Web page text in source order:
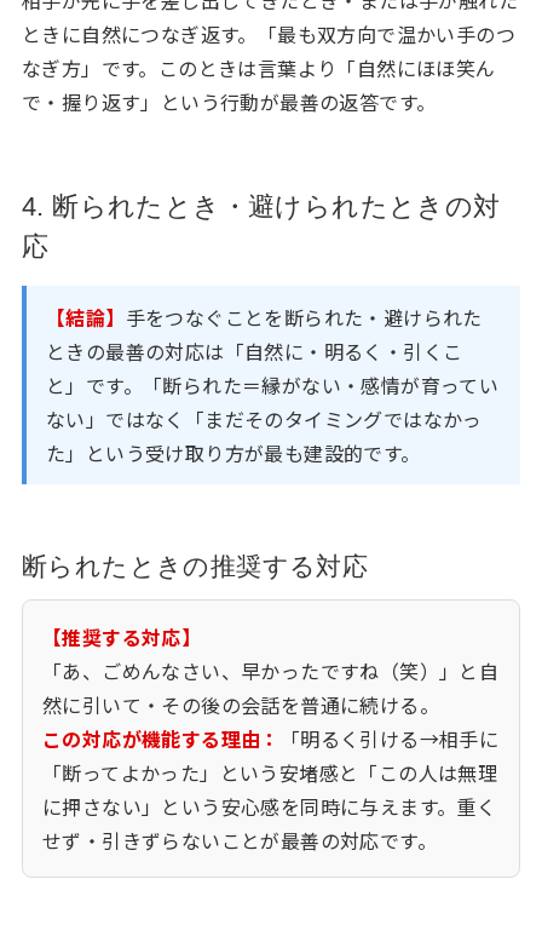
ときに自然につなぎ返す。「最も双方向で温かい手のつ
なぎ方」です。このときは言葉より「自然にほほ笑ん
で・握り返す」という行動が最善の返答です。
4. 断られたとき・避けられたときの対
応
【結論】 手をつなぐことを断られた・避けられた
ときの最善の対応は「自然に・明るく・引くこ
と」です。「断られた＝縁がない・感情が育ってい
ない」ではなく「まだそのタイミングではなかっ
た」という受け取り方が最も建設的です。
断られたときの推奨する対応
【推奨する対応】
「あ、ごめんなさい、早かったですね（笑）」と自
然に引いて・その後の会話を普通に続ける。
この対応が機能する理由：
「明るく引ける→相手に
「断ってよかった」という安堵感と「この人は無理
に押さない」という安心感を同時に与えます。重く
せず・引きずらないことが最善の対応です。